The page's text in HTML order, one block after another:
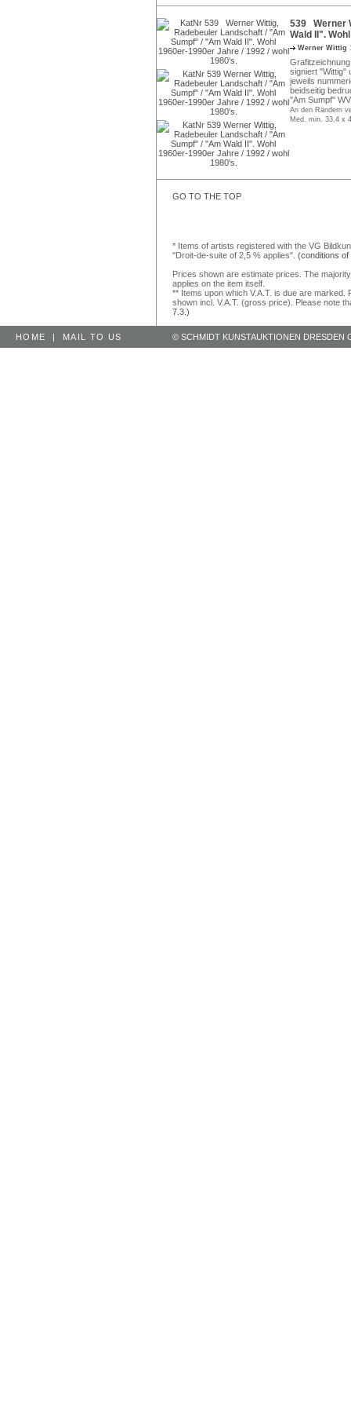
539 Werner
Wald II".
Werner Wittig
signiert "Wittig"
jeweils
beidseitig
"Am Sumpf"
An den Rändern
Med. min. 33,4 x
GO TO THE TOP
* Items of artists registered with the VG
"Droit-de-suite of 2,5 % applies". (conditions of
Prices shown are estimate prices. The
applies on the item itself.
** Items upon which V.A.T. is due are
shown incl. V.A.T. (gross price). Please note
7.3.)
HOME | MAIL TO US © SCHMIDT KUNSTAUKTIONEN DRESDEN